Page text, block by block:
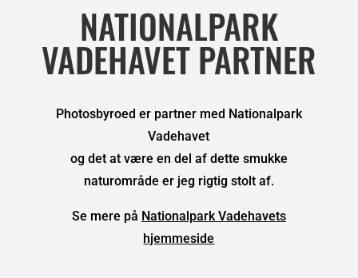
NATIONALPARK
VADEHAVET PARTNER
Photosbyroed er partner med Nationalpark
Vadehavet
og det at være en del af dette smukke
naturområde er jeg rigtig stolt af.
Se mere på Nationalpark Vadehavets
hjemmeside